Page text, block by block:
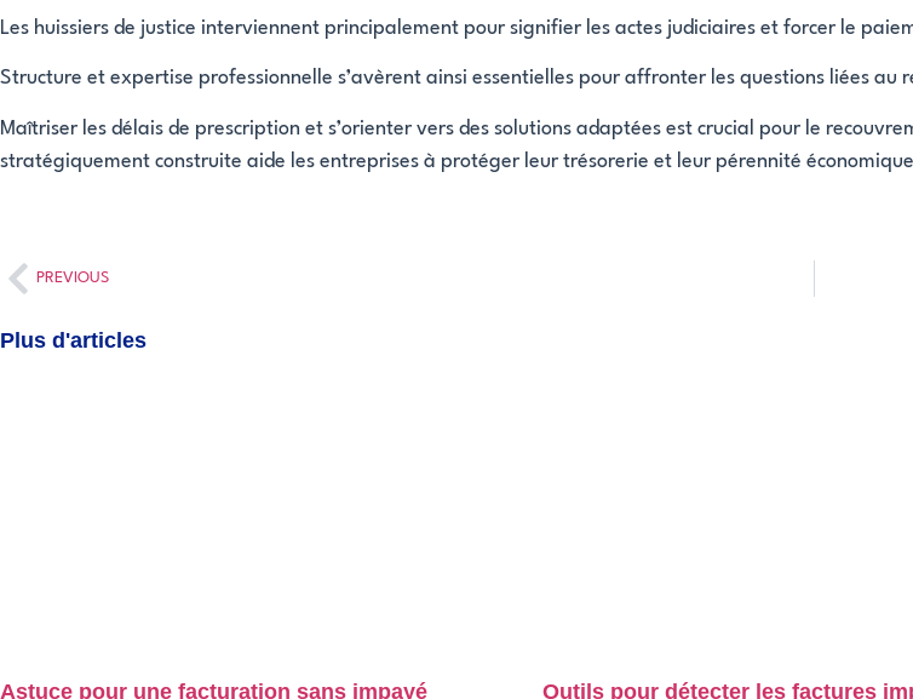
Les huissiers de justice interviennent principalement pour signifier les actes judiciaires et forcer le
Structure et expertise professionnelle s’avèrent ainsi essentielles pour affronter les questions liées au
Maîtriser les délais de prescription et s’orienter vers des solutions adaptées est crucial pour le
stratégiquement construite aide les entreprises à protéger leur trésorerie et leur pérennité
PREVIOUS
Plus d'articles
Astuce pour une facturation sans impayé Outils pour détecter les factures